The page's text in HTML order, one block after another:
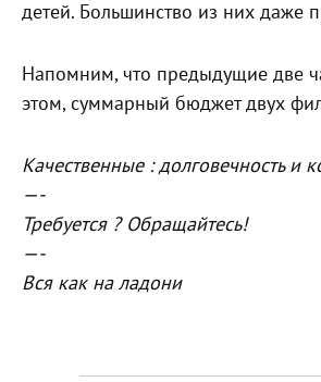
детей. Большинство из них даже
Напомним, что предыдущие две
этом, суммарный бюджет двух
Качественные : долговечность и
—-
Требуется ? Обращайтесь!
—-
Вся как на ладони